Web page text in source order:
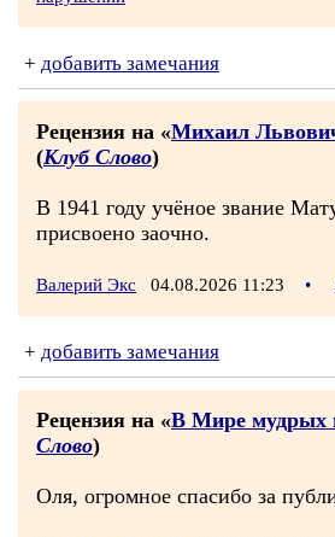
+ добавить замечания
Рецензия на «Михаил
(Клуб Слово)
В 1941 году учёное звание
присвоено заочно.
Валерий Экс 04.08.2026 11:23 •
+ добавить замечания
Рецензия на «В Мире мудрых
Слово)
Оля, огромное спасибо за